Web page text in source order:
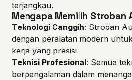
terjangkau.
Mengapa Memilih Stroban
Teknologi Canggih: Stroban
dengan peralatan modern
kerja yang presisi.
Teknisi Profesional: Semua
berpengalaman dalam